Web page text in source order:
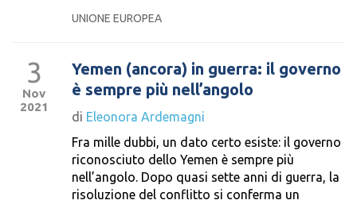
UNIONE EUROPEA
3
Nov
2021
Yemen (ancora) in guerra: il governo
è sempre più nell’angolo
di Eleonora Ardemagni
Fra mille dubbi, un dato certo esiste: il governo
riconosciuto dello Yemen è sempre più
nell’angolo. Dopo quasi sette anni di guerra, la
risoluzione del conflitto si conferma un